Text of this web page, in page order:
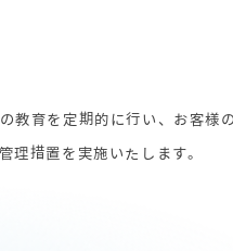
教育を定期的に行い、お客様
理措置を実施いたします。